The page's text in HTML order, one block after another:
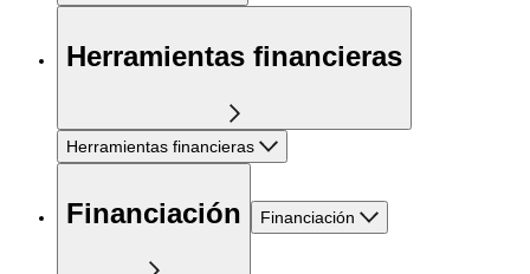
Herramientas financieras
Herramientas financieras
Financiación Financiación